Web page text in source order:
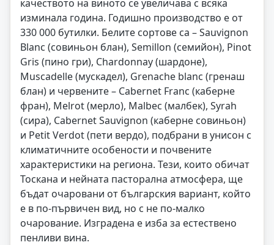
качеството на виното се увеличава с всяка
изминала година. Годишно производство е от
330 000 бутилки. Белите сортове са – Sauvignon
Blanc (совиньон блан), Semillon (семийон), Pinot
Gris (пино гри), Chardonnay (шардоне),
Muscadelle (мускадел), Grenache blanc (гренаш
блан) и червените – Cabernet Franc (каберне
фран), Melrot (мерло), Malbec (малбек), Syrah
(сира), Cabernet Sauvignon (каберне совиньон)
и Petit Verdot (пети вердо), подбрани в унисон с
климатичните особености и почвените
характеристики на региона. Тези, които обичат
Тоскана и нейната пасторална атмосфера, ще
бъдат очаровани от българския вариант, който
е в по-първичен вид, но с не по-малко
очарование. Изградена е изба за естествено
пенливи вина.